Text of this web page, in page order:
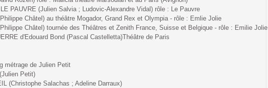
PAUVRE (Julien Salvia ; Ludovic-Alexandre Vidal) rôle : Le Pauvre
Châtel) au théâtre Mogador, Grand Rex et Olympia - rôle : Emlie Jolie
Châtel) tournée des Théâtres et Zenith France, Suisse et Belgique - rôle : Emilie Jolie
d'Edouard Bond (Pascal Castelletta)Théâtre de Paris
métrage de Julien Petit
Petit)
(Christophe Salachas ; Adeline Darraux)